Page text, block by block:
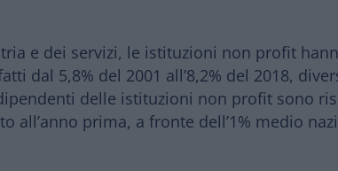
e dei servizi, le istituzioni non profit
dal 5,8% del 2001 all’8,2% del 2018,
delle istituzioni non profit sono
all’anno prima, a fronte dell’1% medio